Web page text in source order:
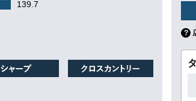
139.7